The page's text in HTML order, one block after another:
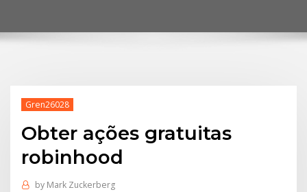
Gren26028
Obter ações gratuitas
robinhood
by Mark Zuckerberg